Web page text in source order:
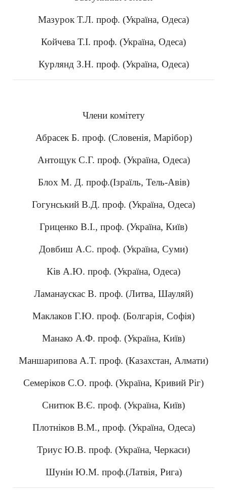
Мазурок Т.Л. проф. (Україна, Одеса)
Койчева Т.І. проф. (Україна, Одеса)
Курлянд З.Н. проф. (Україна, Одеса)
Члени комітету
Абрасек Б. проф. (Словенія, Марібор)
Антощук С.Г. проф. (Україна, Одеса)
Блох М. Д. проф.(Ізраїль, Тель-Авів)
Гогунський В.Д. проф. (Україна, Одеса)
Гриценко В.І., проф. (Україна, Київ)
Довбиш А.С. проф. (Україна, Суми)
Ків А.Ю. проф. (Україна, Одеса)
Ламанаускас В. проф. (Литва, Шауляй)
Маклаков Г.Ю. проф. (Болгарія, Софія)
Манако А.Ф. проф. (Україна, Київ)
Маншарипова А.Т. проф. (Казахстан, Алмати)
Семеріков С.О. проф. (Україна, Кривий Ріг)
Снитюк В.Є. проф. (Україна, Київ)
Плотніков В.М., проф. (Україна, Одеса)
Триус Ю.В. проф. (Україна, Черкаси)
Шунін Ю.М. проф.(Латвія, Рига)